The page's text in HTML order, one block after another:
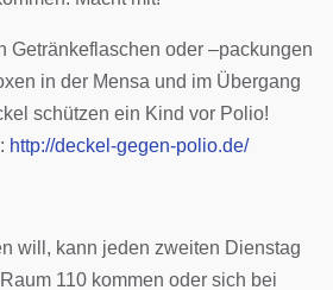
Getränkeflaschen oder –packungen
in der Mensa und im Übergang
schützen ein Kind vor Polio!
http://deckel-gegen-polio.de/
will, kann jeden zweiten Dienstag
110 kommen oder sich bei